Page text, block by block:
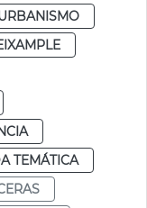
TEMÁTICA